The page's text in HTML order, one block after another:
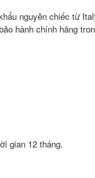
nguyên chiếc từ
hành chính hãng
gian 12 tháng.